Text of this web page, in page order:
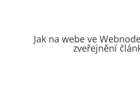
Jak na webe ve
zveřejnění